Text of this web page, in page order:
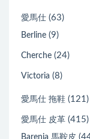
愛馬仕 (63)
Berline (9)
Cherche (24)
Victoria (8)
愛馬仕 拖鞋 (121)
愛馬仕 皮革 (415)
Barenia 馬鞍皮